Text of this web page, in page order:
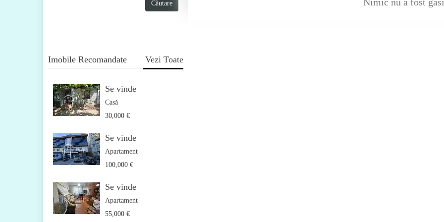
Imobile Recomandate Vezi Toate
Se vinde
Casă
30,000 €
Se vinde
Apartament
100,000 €
Se vinde
Apartament
55,000 €